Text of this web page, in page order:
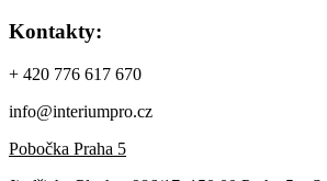
Kontakty:
+ 420 776 617 670
info@interiumpro.cz
Pobočka Praha 5